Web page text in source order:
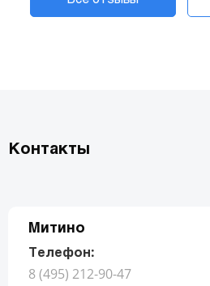
Контакты
Митино
Телефон:
8 (495) 212-90-47